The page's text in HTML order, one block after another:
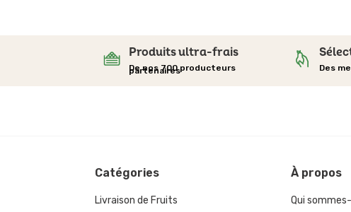
Produits ultra-frais
De nos 700 producteurs
partenaires Des
Catégories
Livraison de Fruits
À propos
Qui